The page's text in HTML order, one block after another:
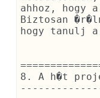
ahhoz, hogy
Biztosan
hogy tanulj a
8. A h�t